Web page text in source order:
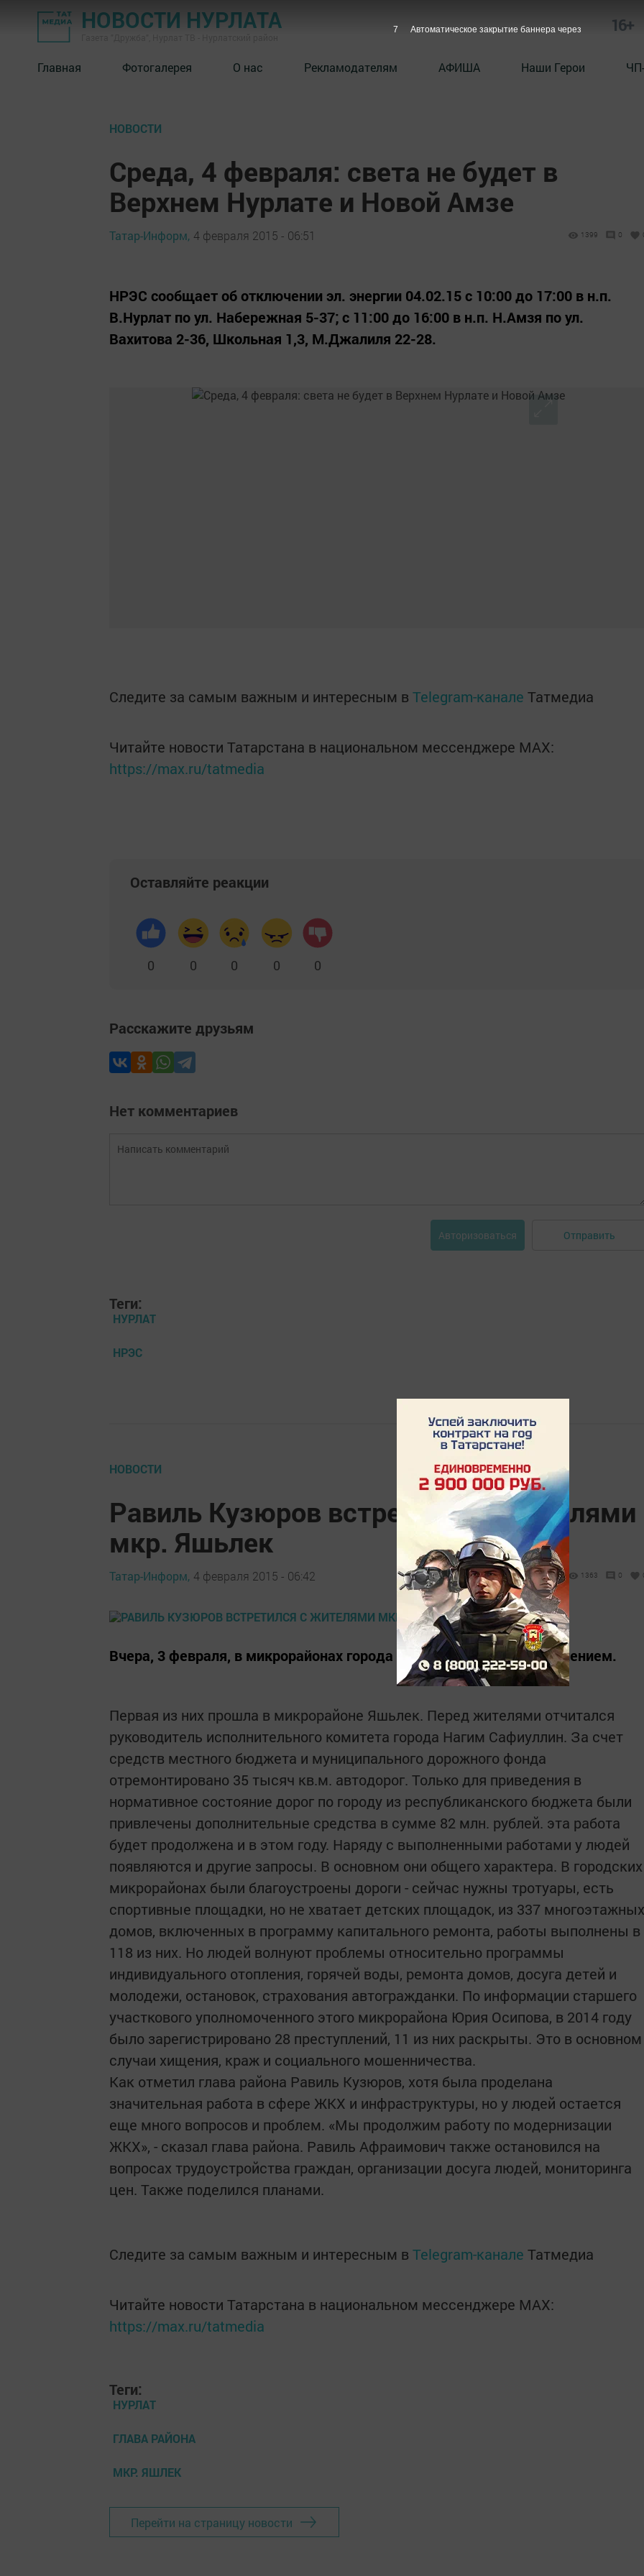
НОВОСТИ НУРЛАТА 16+
Главная Фотогалерея О нас Рекламодателям АФИША Наши Герои
НОВОСТИ
Среда, 4 февраля: света не будет в
Верхнем Нурлате и Новой Амзе
Татар-Информ, 4 февраля 2015 - 06:51 1399 0
НРЭС сообщает об отключении эл. энергии 04.02.15 с 10:00 до 17:00 в н.п.
В.Нурлат по ул. Набережная 5-37; с 11:00 до 16:00 в н.п. Н.Амзя по ул.
Вахитова 2-36, Школьная 1,3, М.Джалиля 22-28.
Следите за самым важным и интересным в Telegram-канале Татмедиа
Читайте новости Татарстана в национальном мессенджере MАХ:
https://max.ru/tatmedia
Оставляйте реакции
0 0 0 0 0
Расскажите друзьям
Нет комментариев
Авторизоваться Отправить
Теги:
НУРЛАТ
НРЭС
НОВОСТИ
Равиль Кузюров встретился с жителями
мкр. Яшьлек
Татар-Информ, 4 февраля 2015 - 06:42 1363 0
Вчера, 3 февраля, в микрорайонах города начались встречи с населением.
Первая из них прошла в микрорайоне Яшьлек. Перед жителями отчитался
руководитель исполнительного комитета города Нагим Сафиуллин. За счет
средств местного бюджета и муниципального дорожного фонда
отремонтировано 35 тысяч кв.м. автодорог. Только для приведения в
нормативное состояние дорог по городу из республиканского бюджета были
привлечены дополнительные средства в сумме 82 млн. рублей. эта работа
будет продолжена и в этом году. Наряду с выполненными работами у людей
появляются и другие запросы. В основном они общего характера. В городских
микрорайонах были благоустроены дороги - сейчас нужны тротуары, есть
спортивные площадки, но не хватает детских площадок, из 337 многоэтажных
домов, включенных в программу капитального ремонта, работы выполнены в
118 из них. Но людей волнуют проблемы относительно программы
индивидуального отопления, горячей воды, ремонта домов, досуга детей и
молодежи, остановок, страхования автогражданки. По информации старшего
участкового уполномоченного этого микрорайона Юрия Осипова, в 2014 году
было зарегистрировано 28 преступлений, 11 из них раскрыты. Это в основном
случаи хищения, краж и социального мошенничества.
Как отметил глава района Равиль Кузюров, хотя была проделана
значительная работа в сфере ЖКХ и инфраструктуры, но у людей остается
еще много вопросов и проблем. «Мы продолжим работу по модернизации
ЖКХ», - сказал глава района. Равиль Афраимович также остановился на
вопросах трудоустройства граждан, организации досуга людей, мониторинга
цен. Также поделился планами.
Следите за самым важным и интересным в Telegram-канале Татмедиа
Читайте новости Татарстана в национальном мессенджере MАХ:
https://max.ru/tatmedia
Теги:
НУРЛАТ
ГЛАВА РАЙОНА
МКР. ЯШЛЕК
Перейти на страницу новости
6 Автоматическое закрытие баннера через